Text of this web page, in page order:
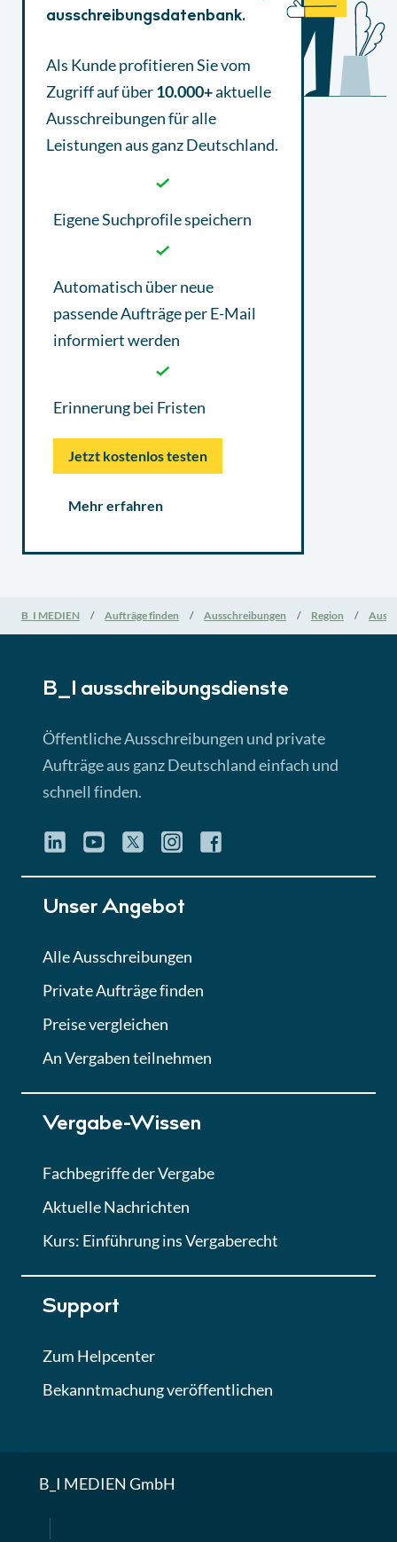
ausschreibungsdatenbank.
Als Kunde profitieren Sie vom
Zugriff auf über10.000+aktuelle
Ausschreibungenfür alle
Leistungen aus ganz Deutschland.
Eigene Suchprofile speichern
Automatisch über neue
passende Aufträge per E-Mail
informiert werden
Erinnerung bei Fristen
Jetzt kostenlos testen
Mehr erfahren
B_I MEDIEN Aufträge finden Ausschreibungen Region
B_I ausschreibungs­dienste
Öffentliche Ausschreibungen und private
Aufträge aus ganz Deutschland einfach und
schnell finden.
Unser Angebot
Alle Ausschreibungen
Private Aufträge finden
Preise vergleichen
An Vergaben teilnehmen
Vergabe-Wissen
Fachbegriffe der Vergabe
Aktuelle Nachrichten
Kurs: Einführung ins Vergaberecht
Support
Zum Helpcenter
Bekanntmachung veröffentlichen
B_I MEDIEN GmbH